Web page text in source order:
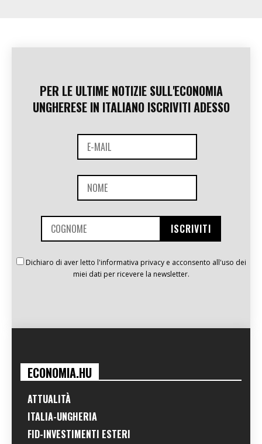
PER LE ULTIME NOTIZIE SULL'ECONOMIA
UNGHERESE IN ITALIANO ISCRIVITI ADESSO
Dichiaro di aver letto l'informativa privacy e acconsento all'uso dei
miei dati per ricevere la newsletter.
ECONOMIA.HU
ATTUALITÀ
ITALIA-UNGHERIA
FID-INVESTIMENTI ESTERI